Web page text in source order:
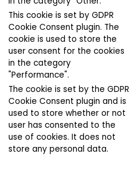
This cookie is set by GDPR
Cookie Consent plugin. The
cookie is used to store the
user consent for the cookies
in the category
"Performance".
The cookie is set by the GDPR
Cookie Consent plugin and is
used to store whether or not
user has consented to the
use of cookies. It does not
store any personal data.